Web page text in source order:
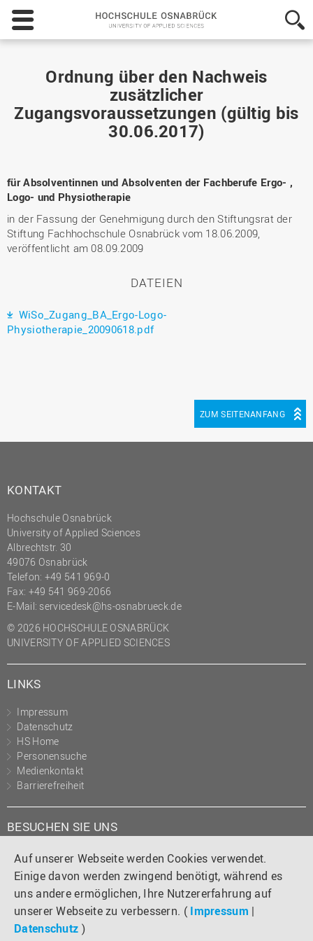
Auf unserer Webseite werden Cookies verwendet.
Einige davon werden zwingend benötigt, während es
uns andere ermöglichen, Ihre Nutzererfahrung auf
unserer Webseite zu verbessern. ( Impressum |
Datenschutz )
Hochschule
Osnabrück
-
Applied
Ordnung über den Nachweis
zusätzlicher
Zugangsvoraussetzungen (gültig bis
30.06.2017)
für Absolventinnen und Absolventen der Fachberufe Ergo- ,
Logo- und Physiotherapie
in der Fassung der Genehmigung durch den Stiftungsrat der
Stiftung Fachhochschule Osnabrück vom 18.06.2009,
veröffentlicht am 08.09.2009
DATEIEN
WiSo_Zugang_BA_Ergo-Logo-
Physiotherapie_20090618.pdf
ZUM SEITENANFANG
KONTAKT
Hochschule Osnabrück
University of Applied Sciences
Albrechtstr. 30
49076 Osnabrück
Telefon: +49 541 969-0
Fax: +49 541 969-2066
E-Mail: servicedesk@hs-osnabrueck.de
© 2026 HOCHSCHULE OSNABRÜCK
UNIVERSITY OF APPLIED SCIENCES
LINKS
Impressum
Datenschutz
HS Home
Personensuche
Medienkontakt
Barrierefreiheit
BESUCHEN SIE UNS
Instagram
TiktokLinkedIn
YouTube
Facebook